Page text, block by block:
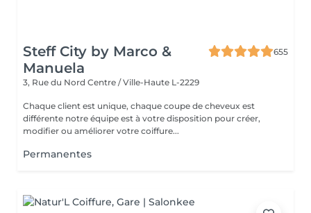
Steff City by Marco &
Manuela
655
3, Rue du Nord Centre / Ville-Haute L-2229
Chaque client est unique, chaque coupe de cheveux est
différente notre équipe est à votre disposition pour créer,
modifier ou améliorer votre coiffure...
Permanentes